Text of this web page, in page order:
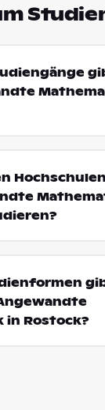
in Rostock?